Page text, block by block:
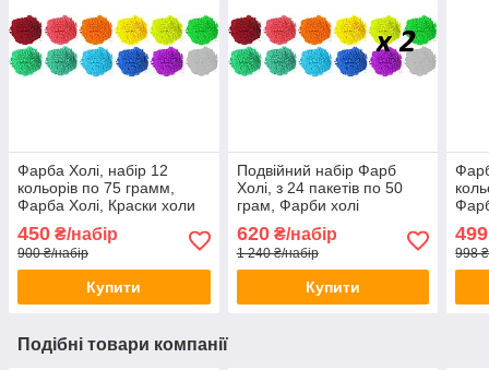
Фарба Холі, набір 12
кольорів по 75 грамм,
Фарба Холі, Краски холи
450 ₴/набір
900 ₴/набір
Купити
Подвійний набір Фарб
Холі, з 24 пакетів по 50
грам, Фарби холі
620₴/набір
1 240 ₴/набір
Купити
499
998
Подібні товари компанії